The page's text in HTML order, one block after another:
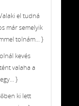
el tudná
már semelyik
tolnám... }
kevés
valaha a
}
ki lett